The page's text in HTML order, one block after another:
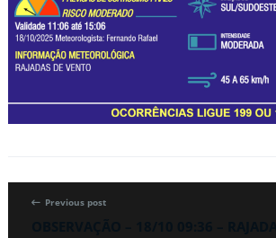
Previous post